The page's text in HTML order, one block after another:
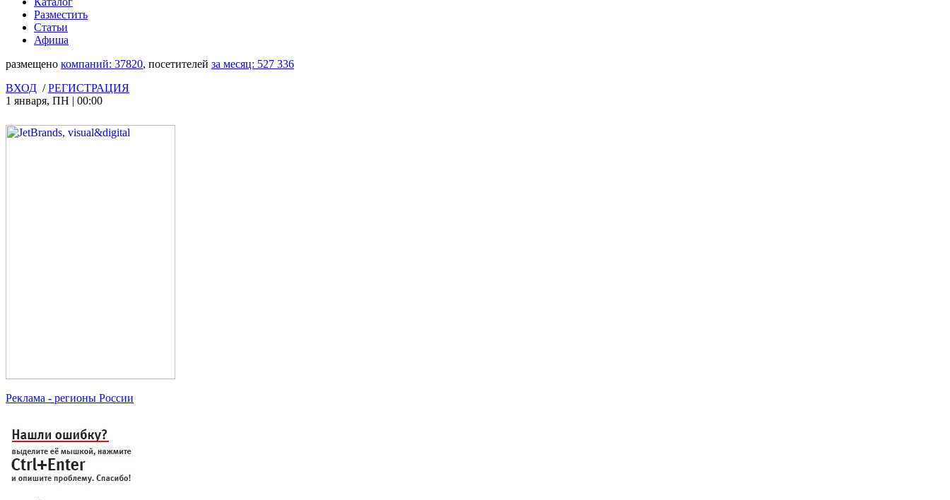
Разместить
Статьи
Афиша
размещено компаний: 37820, посетителей за месяц: 527 336
ВХОД /РЕГИСТРАЦИЯ
1 января, ПН | 00:00
Реклама - регионы России